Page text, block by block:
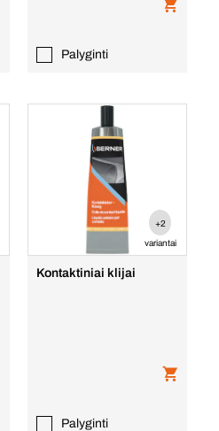
Palyginti
+2
variantai
Kontaktiniai klijai
Palyginti